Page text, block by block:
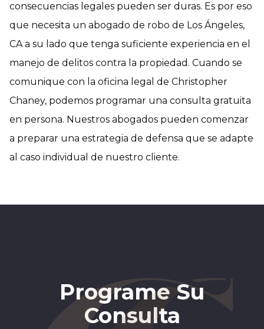
consecuencias legales pueden ser duras. Es por eso
que necesita un abogado de robo de Los Ángeles,
CA a su lado que tenga suficiente experiencia en el
manejo de delitos contra la propiedad. Cuando se
comunique con la oficina legal de Christopher
Chaney, podemos programar una consulta gratuita
en persona. Nuestros abogados pueden comenzar
a preparar una estrategia de defensa que se adapte
al caso individual de nuestro cliente.
Programe Su
Consulta